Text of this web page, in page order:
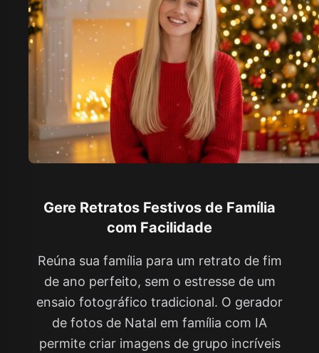
Gere Retratos Festivos de Família
com Facilidade
Reúna sua família para um retrato de fim
de ano perfeito, sem o estresse de um
ensaio fotográfico tradicional. O gerador
de fotos de Natal em família com IA
permite criar imagens de grupo incríveis